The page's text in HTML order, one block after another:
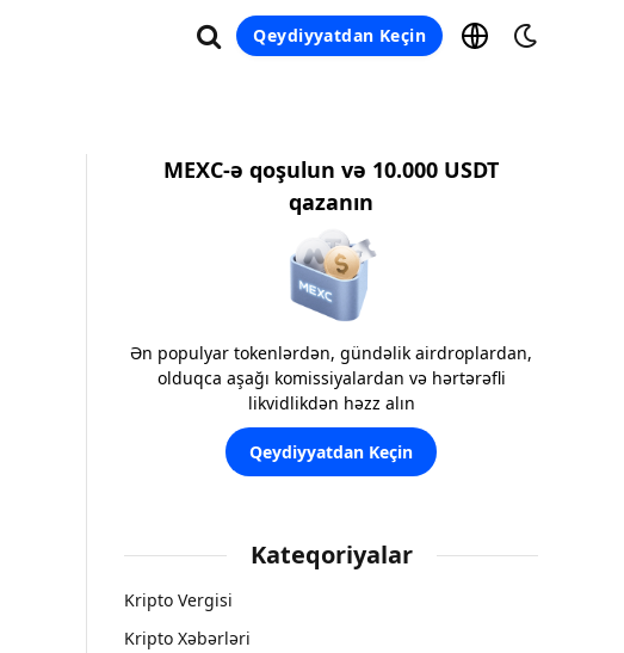
Qeydiyyatdan Keçin
MEXC-ə qoşulun və 10.000 USDT
qazanın
Ən populyar tokenlərdən, gündəlik airdroplardan,
olduqca aşağı komissiyalardan və hərtərəfli
likvidlikdən həzz alın
Qeydiyyatdan Keçin
Kateqoriyalar
Kripto Vergisi
Kripto Xəbərləri